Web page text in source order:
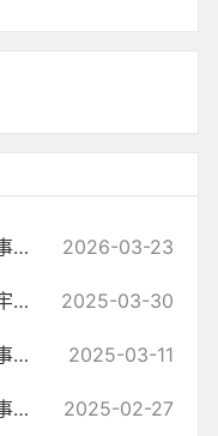
高场街道办事处关于安全生产事项的情况说明 2026-03-23
高场街道：强化隐患排查，筑牢安全防线 2025-03-30
高场街道办事处关于安全生产事项的情况说明 2025-03-11
高场街道办事处关于安全生产事项的情况说明 2025-02-27